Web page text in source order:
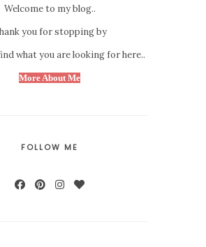
Welcome to my blog..
you for stopping by
what you are looking for here..
More About Me
FOLLOW ME